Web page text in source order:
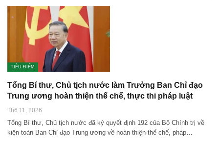
TIÊU ĐIỂM
Tổng Bí thư, Chủ tịch nước làm Trưởng Ban Chỉ đạo
Trung ương hoàn thiện thể chế, thực thi pháp luật
Th6 11, 2026
Tổng Bí thư, Chủ tịch nước đã ký quyết định 192 của Bộ Chính trị về
kiện toàn Ban Chỉ đạo Trung ương về hoàn thiện thể chế, pháp…